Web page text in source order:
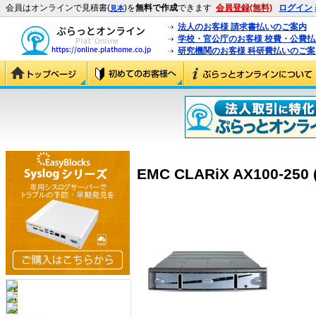
会員はオンラインで見積書(見本)を無料で作成できます 会員登録(無料) ログイン
法人のお客様 請求書払いのご案内
学校・官公庁のお客様 校費・公費
研究機関のお客様 科研費払いのご
EMC CLARiX AX100-250